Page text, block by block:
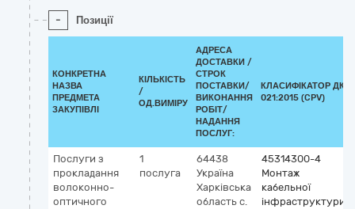
- Позиції
КОНКРЕТНА
НАЗВА
ПРЕДМЕТА
ЗАКУПІВЛІ
КІЛЬКІСТЬ
/
ОД.ВИМІРУ
АДРЕСА
ДОСТАВКИ /
СТРОК
ПОСТАВКИ/
ВИКОНАННЯ
РОБІТ/
НАДАННЯ
ПОСЛУГ:
КЛАСИФІКАТОР ДК
021:2015 (CPV)
Послуги з
прокладання
волоконно-
оптичного
1
послуга
64438
Україна
Харківська
область с.
45314300-4
Монтаж
кабельної
інфраструктури